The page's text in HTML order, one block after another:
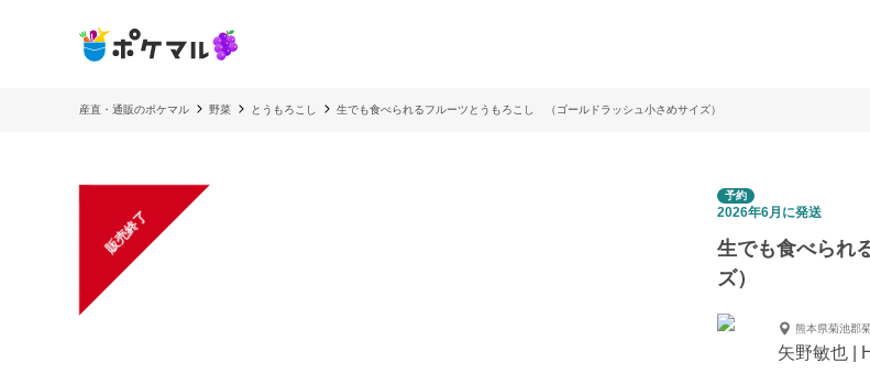
産直・通販のポケマル 野菜 とうもろこし 生でも食べられるフルーツとうもろこし （ゴールドラッシュ小さめサイズ）
販売終了
予約
2026年6月に発送
生でも食べられ
ズ）
熊本県菊池郡
矢野敏也 |